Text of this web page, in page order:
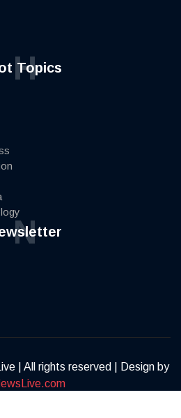
Topics
H
N
| All rights reserved | Design by